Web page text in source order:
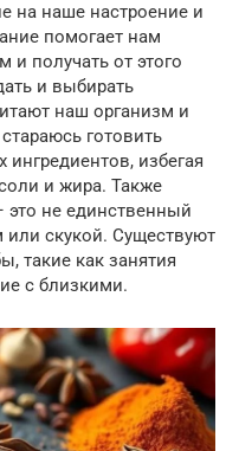
на наше настроение и
помогает нам
получать от этого
и выбирать
наш организм и
готовить
избегая
и жира. Также
это не единственный
или скукой. Существуют
такие как занятия
с близкими.